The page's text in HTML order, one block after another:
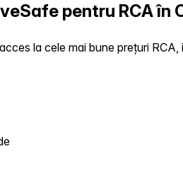
pentru RCA în
la cele mai bune prețuri